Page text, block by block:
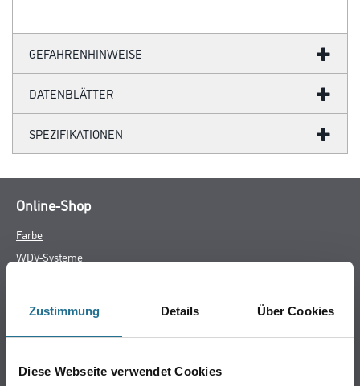
Zustimmung Details Über Cookies
Diese Webseite verwendet Cookies
GEFAHRENHINWEISE
DATENBLÄTTER
SPEZIFIKATIONEN
Online-Shop
Farbe
WDV-Systeme
Werkzeug & Maschinen